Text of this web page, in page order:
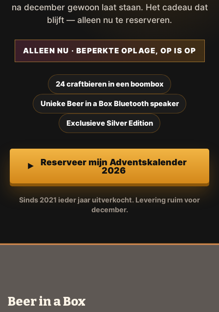
na december gewoon laat staan. Het cadeau dat
blijft — alleen nu te reserveren.
ALLEEN NU · BEPERKTE OPLAGE, OP IS OP
24 craftbieren in een boombox
Unieke Beer in a Box Bluetooth speaker
Exclusieve Silver Edition
Reserveer mijn Adventskalender
2026
Sinds 2021 ieder jaar uitverkocht. Levering ruim voor
december.
Beer in a Box